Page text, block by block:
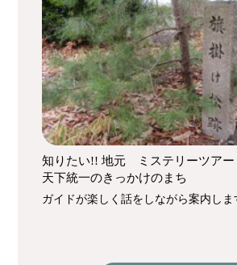
知りたい!! 地元 ミステリーツアー
天下統一のきっかけのまち
ガイドが楽しく話をしながら案内しま